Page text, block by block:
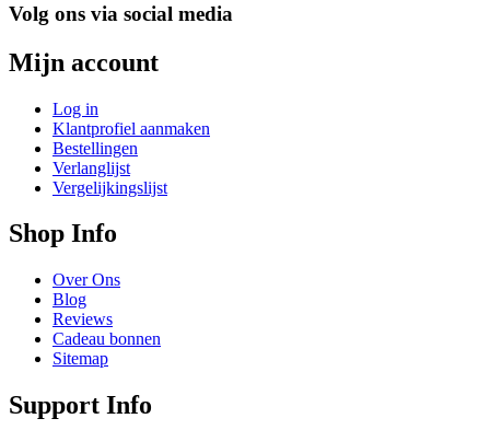
Volg ons via social media
Mijn account
Log in
Klantprofiel aanmaken
Bestellingen
Verlanglijst
Vergelijkingslijst
Shop Info
Over Ons
Blog
Reviews
Cadeau bonnen
Sitemap
Support Info